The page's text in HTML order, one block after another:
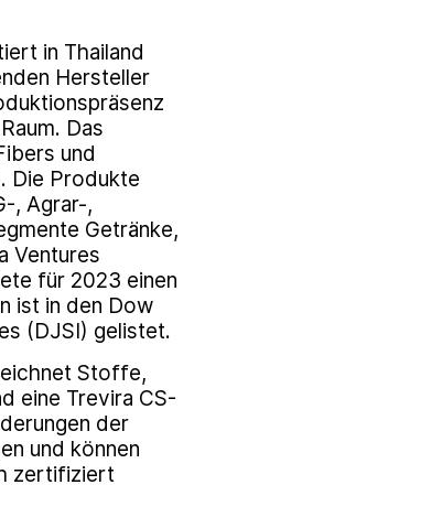
in Thailand
Hersteller
Das
und
Die Produkte
, Agrar-,
Getränke,
Ventures
für 2023 einen
ist in den Dow
(DJSI) gelistet.
Stoffe,
eine Trevira CS-
der
und können
zertifiziert